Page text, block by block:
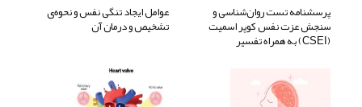
پرسشنامه تست روان‌شناسی و
سنجش عزت نفس کوپر اسمیت
(CSEI) به همراه تفسیر
عوامل ایجاد تنگی نفس و نحوه‌ی
تشخیص و درمان آن